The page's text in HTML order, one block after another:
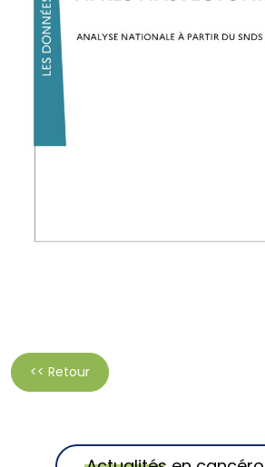
<< Retour